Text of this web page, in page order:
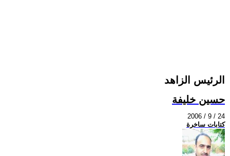
الرئيس الزاهد
حسين خليفة
2006 / 9 / 24
كتابات ساخرة